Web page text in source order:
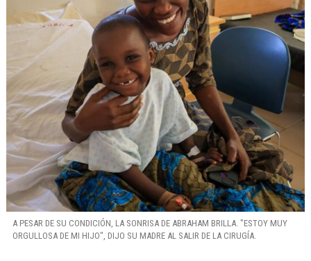
A PESAR DE SU CONDICIÓN, LA SONRISA DE ABRAHAM BRILLA. "ESTOY MUY
ORGULLOSA DE MI HIJO", DIJO SU MADRE AL SALIR DE LA CIRUGÍA.